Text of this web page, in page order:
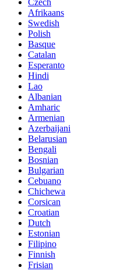
Czech
Afrikaans
Swedish
Polish
Basque
Catalan
Esperanto
Hindi
Lao
Albanian
Amharic
Armenian
Azerbaijani
Belarusian
Bengali
Bosnian
Bulgarian
Cebuano
Chichewa
Corsican
Croatian
Dutch
Estonian
Filipino
Finnish
Frisian